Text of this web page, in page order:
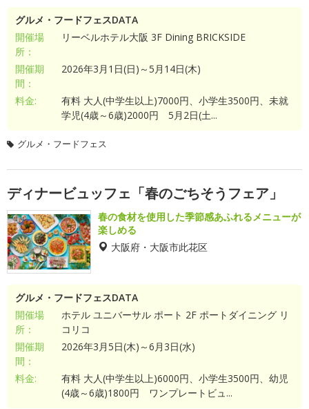
グルメ・フードフェスDATA
開催場
所：
リーベルホテル大阪 3F Dining BRICKSIDE
開催期
間：
2026年3月1日(日)～5月14日(木)
料金:
有料 大人(中学生以上)7000円、小学生3500円、未就
学児(4歳～6歳)2000円 5月2日(土...
グルメ・フードフェス
ディナービュッフェ「春のごちそうフェア」
春の食材を使用した季節感あふれるメニューが
楽しめる
大阪府・大阪市此花区
グルメ・フードフェスDATA
開催場
所：
ホテル ユニバーサル ポート 2F ポートダイニング リ
コリコ
開催期
間：
2026年3月5日(木)～6月3日(水)
料金:
有料 大人(中学生以上)6000円、小学生3500円、幼児
(4歳～6歳)1800円 ワンプレートビュ...